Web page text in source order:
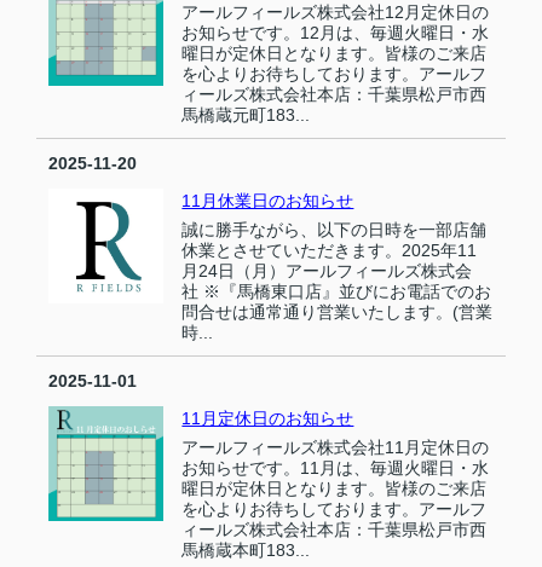
アールフィールズ株式会社12月定休日の
お知らせです。12月は、毎週火曜日・水
曜日が定休日となります。皆様のご来店
を心よりお待ちしております。アールフ
ィールズ株式会社本店：千葉県松戸市西
馬橋蔵元町183...
2025-11-20
11月休業日のお知らせ
誠に勝手ながら、以下の日時を一部店舗
休業とさせていただきます。2025年11
月24日（月）アールフィールズ株式会
社 ※『馬橋東口店』並びにお電話でのお
問合せは通常通り営業いたします。(営業
時...
2025-11-01
11月定休日のお知らせ
アールフィールズ株式会社11月定休日の
お知らせです。11月は、毎週火曜日・水
曜日が定休日となります。皆様のご来店
を心よりお待ちしております。アールフ
ィールズ株式会社本店：千葉県松戸市西
馬橋蔵本町183...